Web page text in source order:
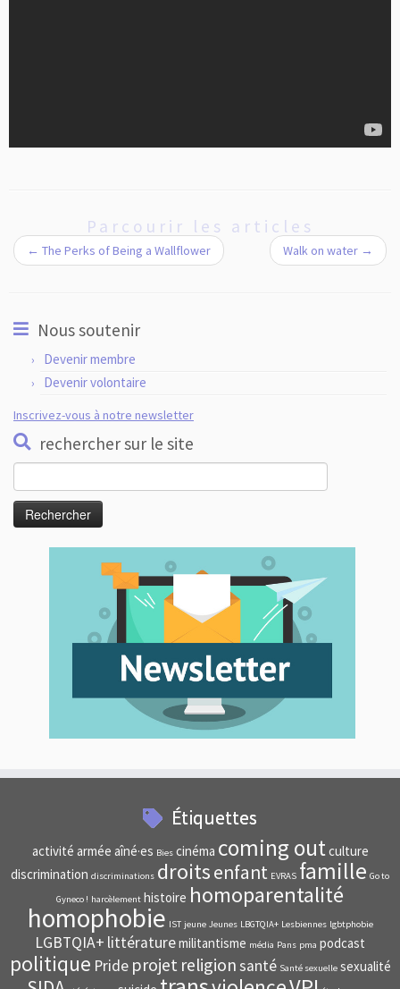
Parcourir les articles
← The Perks of Being a Wallflower Walk on water →
Nous soutenir
Devenir membre
Devenir volontaire
Inscrivez-vous à notre newsletter
rechercher sur le site
Étiquettes
activité armée aîné·es Bies cinéma coming outculture
discrimination discriminations droitsenfant EVRAS famille Go to
Gyneco ! harcèlement histoire homoparentalité
homophobie IST jeune Jeunes LBGTQIA+ Lesbiennes lgbtphobie
LGBTQIA+ littératuremilitantisme média Pans pma podcast
politique Pride projet religionsanté Santé sexuelle sexualité